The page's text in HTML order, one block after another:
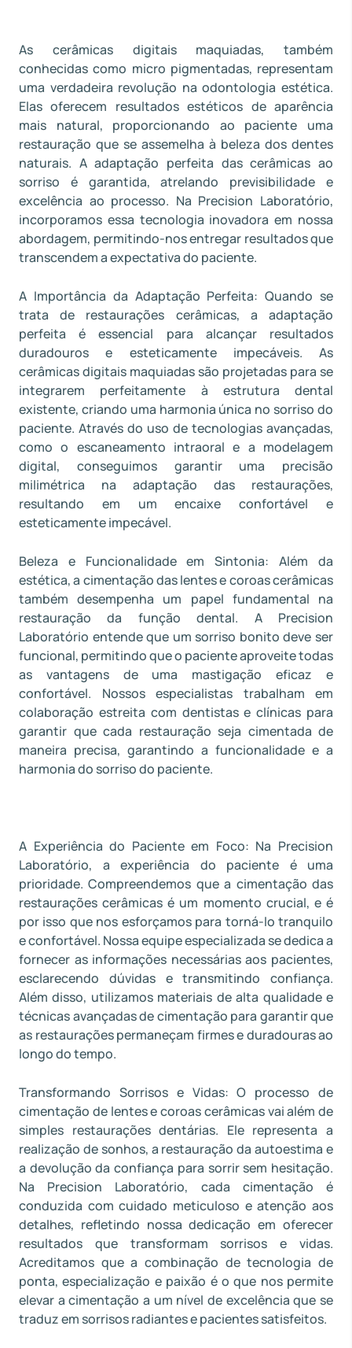
As cerâmicas digitais maquiadas, também
conhecidas como micro pigmentadas, representam
uma verdadeira revolução na odontologia estética.
Elas oferecem resultados estéticos de aparência
mais natural, proporcionando ao paciente uma
restauração que se assemelha à beleza dos dentes
naturais. A adaptação perfeita das cerâmicas ao
sorriso é garantida, atrelando previsibilidade e
excelência ao processo. Na Precision Laboratório,
incorporamos essa tecnologia inovadora em nossa
abordagem, permitindo-nos entregar resultados que
transcendem a expectativa do paciente.
A Importância da Adaptação Perfeita: Quando se
trata de restaurações cerâmicas, a adaptação
perfeita é essencial para alcançar resultados
duradouros e esteticamente impecáveis. As
cerâmicas digitais maquiadas são projetadas para se
integrarem perfeitamente à estrutura dental
existente, criando uma harmonia única no sorriso do
paciente. Através do uso de tecnologias avançadas,
como o escaneamento intraoral e a modelagem
digital, conseguimos garantir uma precisão
milimétrica na adaptação das restaurações,
resultando em um encaixe confortável e
esteticamente impecável.
Beleza e Funcionalidade em Sintonia: Além da
estética, a cimentação das lentes e coroas cerâmicas
também desempenha um papel fundamental na
restauração da função dental. A Precision
Laboratório entende que um sorriso bonito deve ser
funcional, permitindo que o paciente aproveite todas
as vantagens de uma mastigação eficaz e
confortável. Nossos especialistas trabalham em
colaboração estreita com dentistas e clínicas para
garantir que cada restauração seja cimentada de
maneira precisa, garantindo a funcionalidade e a
harmonia do sorriso do paciente.
A Experiência do Paciente em Foco: Na Precision
Laboratório, a experiência do paciente é uma
prioridade. Compreendemos que a cimentação das
restaurações cerâmicas é um momento crucial, e é
por isso que nos esforçamos para torná-lo tranquilo
e confortável. Nossa equipe especializada se dedica a
fornecer as informações necessárias aos pacientes,
esclarecendo dúvidas e transmitindo confiança.
Além disso, utilizamos materiais de alta qualidade e
técnicas avançadas de cimentação para garantir que
as restaurações permaneçam firmes e duradouras ao
longo do tempo.
Transformando Sorrisos e Vidas: O processo de
cimentação de lentes e coroas cerâmicas vai além de
simples restaurações dentárias. Ele representa a
realização de sonhos, a restauração da autoestima e
a devolução da confiança para sorrir sem hesitação.
Na Precision Laboratório, cada cimentação é
conduzida com cuidado meticuloso e atenção aos
detalhes, refletindo nossa dedicação em oferecer
resultados que transformam sorrisos e vidas.
Acreditamos que a combinação de tecnologia de
ponta, especialização e paixão é o que nos permite
elevar a cimentação a um nível de excelência que se
traduz em sorrisos radiantes e pacientes satisfeitos.